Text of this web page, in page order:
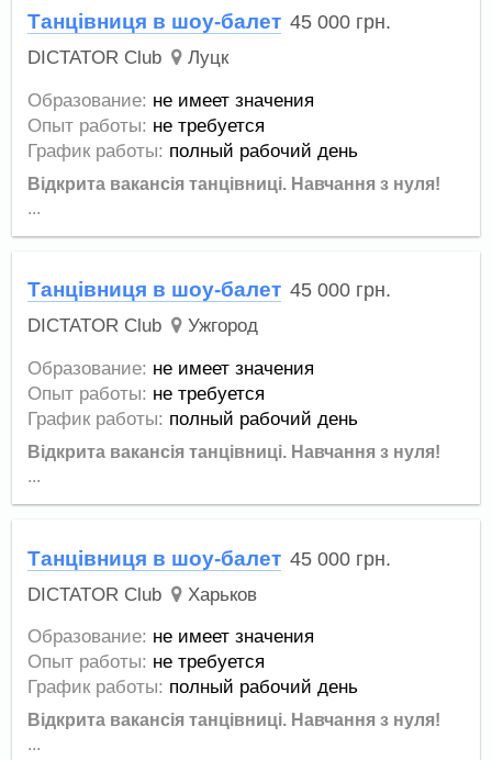
Танцівниця в шоу-балет 45 000 грн.
DICTATOR Club Луцк
Образование: не имеет значения
Опыт работы: не требуется
График работы: полный рабочий день
Відкрита вакансія танцівниці. Навчання з нуля!
...
Танцівниця в шоу-балет 45 000 грн.
DICTATOR Club Ужгород
Образование: не имеет значения
Опыт работы: не требуется
График работы: полный рабочий день
Відкрита вакансія танцівниці. Навчання з нуля!
...
Танцівниця в шоу-балет 45 000 грн.
DICTATOR Club Харьков
Образование: не имеет значения
Опыт работы: не требуется
График работы: полный рабочий день
Відкрита вакансія танцівниці. Навчання з нуля!
...